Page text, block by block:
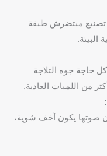
تصنيع مبتضرش طبقة
البيئة.
حاجة جوه التلاجة
من اللمبات العادية.
صوتها يكون أخف شوية،